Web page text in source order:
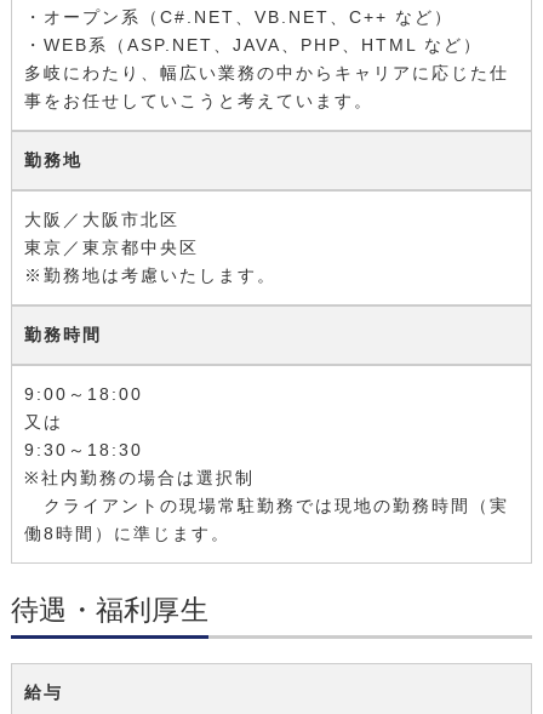
・オープン系（C#.NET、VB.NET、C++ など）
・WEB系（ASP.NET、JAVA、PHP、HTML など）
多岐にわたり、幅広い業務の中からキャリアに応じた仕
事をお任せしていこうと考えています。
勤務地
大阪／大阪市北区
東京／東京都中央区
※勤務地は考慮いたします。
勤務時間
9:00～18:00
又は
9:30～18:30
※社内勤務の場合は選択制
クライアントの現場常駐勤務では現地の勤務時間（実
働8時間）に準じます。
待遇・福利厚生
給与